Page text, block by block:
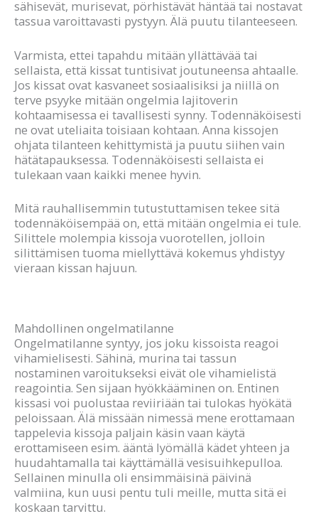
sähisevät, murisevat, pörhistävät häntää tai nostavat
tassua varoittavasti pystyyn. Älä puutu tilanteeseen.
Varmista, ettei tapahdu mitään yllättävää tai
sellaista, että kissat tuntisivat joutuneensa ahtaalle.
Jos kissat ovat kasvaneet sosiaalisiksi ja niillä on
terve psyyke mitään ongelmia lajitoverin
kohtaamisessa ei tavallisesti synny. Todennäköisesti
ne ovat uteliaita toisiaan kohtaan. Anna kissojen
ohjata tilanteen kehittymistä ja puutu siihen vain
hätätapauksessa. Todennäköisesti sellaista ei
tulekaan vaan kaikki menee hyvin.
Mitä rauhallisemmin tutustuttamisen tekee sitä
todennäköisempää on, että mitään ongelmia ei tule.
Silittele molempia kissoja vuorotellen, jolloin
silittämisen tuoma miellyttävä kokemus yhdistyy
vieraan kissan hajuun.
Mahdollinen ongelmatilanne
Ongelmatilanne syntyy, jos joku kissoista reagoi
vihamielisesti. Sähinä, murina tai tassun
nostaminen varoitukseksi eivät ole vihamielistä
reagointia. Sen sijaan hyökkääminen on. Entinen
kissasi voi puolustaa reviiriään tai tulokas hyökätä
peloissaan. Älä missään nimessä mene erottamaan
tappelevia kissoja paljain käsin vaan käytä
erottamiseen esim. ääntä lyömällä kädet yhteen ja
huudahtamalla tai käyttämällä vesisuihkepulloa.
Sellainen minulla oli ensimmäisinä päivinä
valmiina, kun uusi pentu tuli meille, mutta sitä ei
koskaan tarvittu.